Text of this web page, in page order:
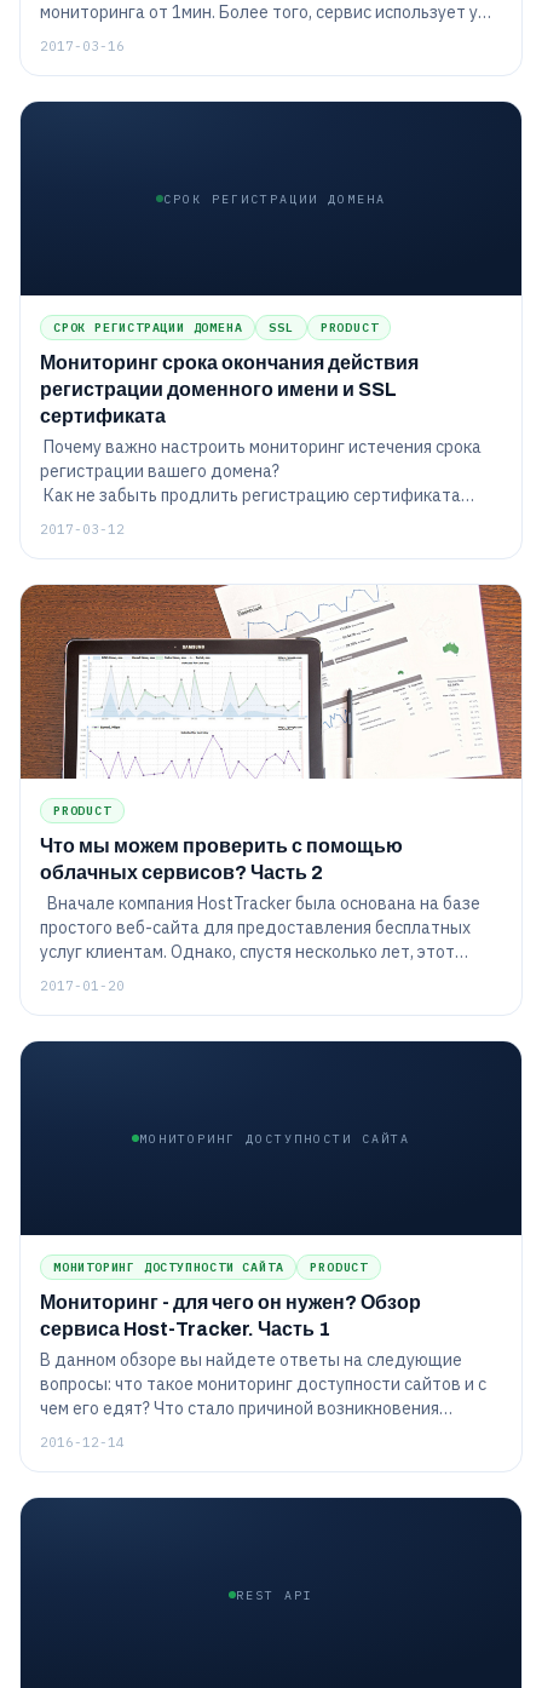
мониторинга от 1мин. Более того, сервис использует уже
более 140 географически распределенных точек
2017-03-16
СРОК РЕГИСТРАЦИИ ДОМЕНА
СРОК РЕГИСТРАЦИИ ДОМЕНА SSL PRODUCT
Мониторинг срока окончания действия
регистрации доменного имени и SSL
сертификата
Почему важно настроить мониторинг истечения срока
регистрации вашего домена?
Как не забыть продлить регистрацию сертификата
безопасности?
2017-03-12
PRODUCT
Что мы можем проверить с помощью
облачных сервисов? Часть 2
Вначале компания HostTracker была основана на базе
простого веб-сайта для предоставления бесплатных
услуг клиентам. Однако, спустя несколько лет, этот
стартап разработал широкий спектр инструментов,
решили подробно описать все возможности нашего
2017-01-20
МОНИТОРИНГ ДОСТУПНОСТИ САЙТА
МОНИТОРИНГ ДОСТУПНОСТИ САЙТА PRODUCT
Мониторинг - для чего он нужен? Обзор
сервиса Host-Tracker. Часть 1
В данном обзоре вы найдете ответы на следующие
вопросы: что такое мониторинг доступности сайтов и с
чем его едят? Что стало причиной возникновения
компании ХостТрекер? Алгоритмы работы сервиса и как
2016-12-14
REST API